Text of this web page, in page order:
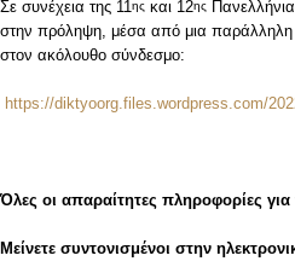
Σε συνέχεια της 11ης και 12ης
στην πρόληψη, μέσα από μια παράλληλη
στον ακόλουθο σύνδεσμο:
https://diktyoorg.files.wordpress.com/
Όλες οι απαραίτητες πληροφορίες
Μείνετε συντονισμένοι στην